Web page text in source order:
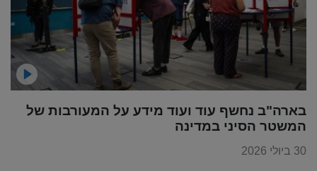
בארה"ב נחשף עוד ועוד מידע על המעורבות של
המשטר הסיני במדינה
30 ביולי 2026